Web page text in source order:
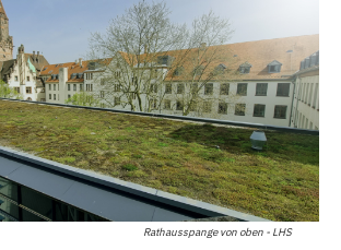
Rathausspange von oben - LHS